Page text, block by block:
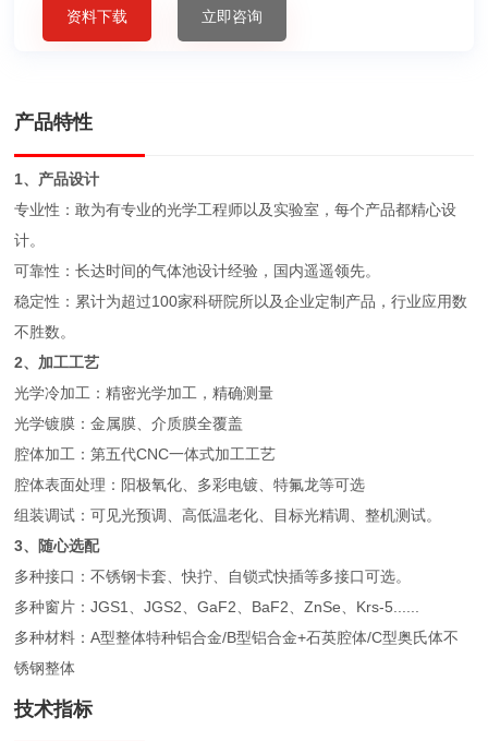
资料下载 立即咨询
产品特性
1、产品设计
专业性：敢为有专业的光学工程师以及实验室，每个产品都精心设
计。
可靠性：长达时间的气体池设计经验，国内遥遥领先。
稳定性：累计为超过100家科研院所以及企业定制产品，行业应用数
不胜数。
2、加工工艺
光学冷加工：精密光学加工，精确测量
光学镀膜：金属膜、介质膜全覆盖
腔体加工：第五代CNC一体式加工工艺
腔体表面处理：阳极氧化、多彩电镀、特氟龙等可选
组装调试：可见光预调、高低温老化、目标光精调、整机测试。
3、随心选配
多种接口：不锈钢卡套、快拧、自锁式快插等多接口可选。
多种窗片：JGS1、JGS2、GaF2、BaF2、ZnSe、Krs-5......
多种材料：A型整体特种铝合金/B型铝合金+石英腔体/C型奥氏体不
锈钢整体
技术指标